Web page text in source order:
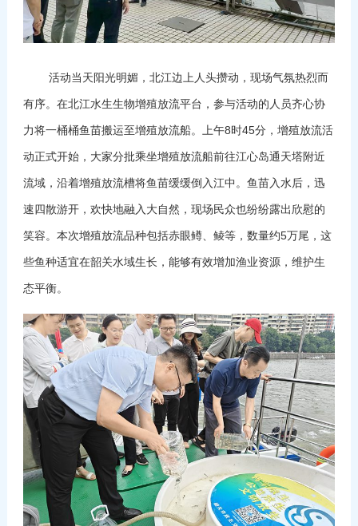
活动当天阳光明媚，北江边上人头攒动，现场气氛热烈而
有序。在北江水生生物增殖放流平台，参与活动的人员齐心协
力将一桶桶鱼苗搬运至增殖放流船。上午8时45分，增殖放流活
动正式开始，大家分批乘坐增殖放流船前往江心岛通天塔附近
流域，沿着增殖放流槽将鱼苗缓缓倒入江中。鱼苗入水后，迅
速四散游开，欢快地融入大自然，现场民众也纷纷露出欣慰的
笑容。本次增殖放流品种包括赤眼鳟、鲮等，数量约5万尾，这
些鱼种适宜在韶关水域生长，能够有效增加渔业资源，维护生
态平衡。